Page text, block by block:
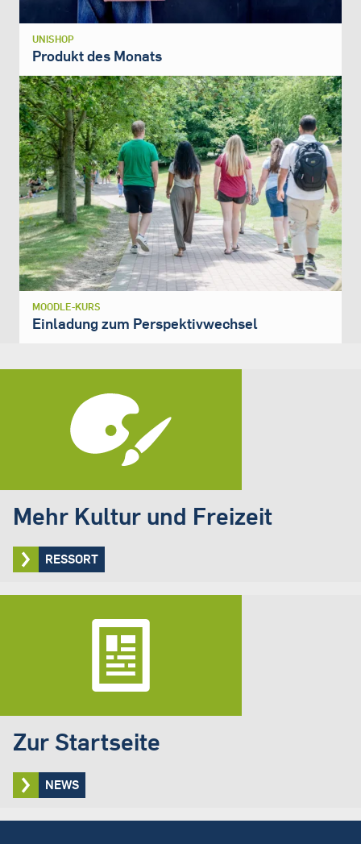
UNISHOP
Produkt des Monats
MOODLE-KURS
Einladung zum Perspektivwechsel
Mehr Kultur und Freizeit
RESSORT
Zur Startseite
NEWS